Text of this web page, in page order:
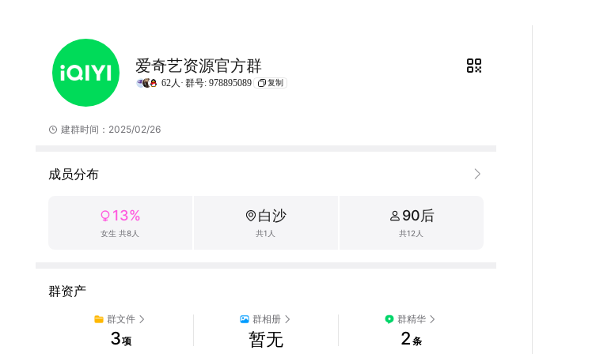
爱奇艺资源官方群
62人· 群号: 978895089 复制
建群时间：2025/02/26
成员分布
13%
女生 共8人
白沙
共1人
90后
共12人
群资产
群文件
3项
群相册
暂无
群精华
2 条